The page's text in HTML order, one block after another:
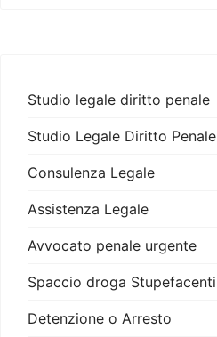
Studio legale diritto penale
Studio Legale Diritto Penale
Consulenza Legale
Assistenza Legale
Avvocato penale urgente
Spaccio droga Stupefacenti
Detenzione o Arresto